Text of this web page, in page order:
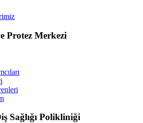
Protez Merkezi
Sağlığı Polikliniği